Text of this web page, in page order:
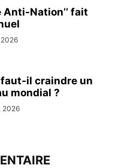
Anti-Nation’’ fait
il craindre un
mondial ?
2026